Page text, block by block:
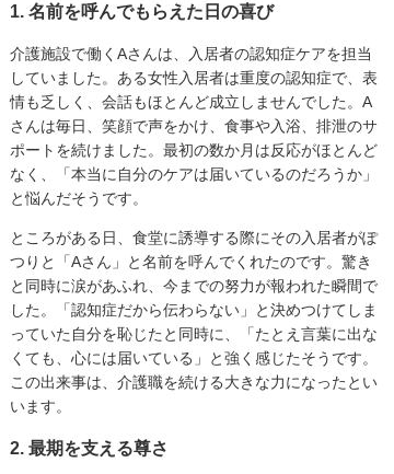
1. 名前を呼んでもらえた日の喜び
介護施設で働くAさんは、入居者の認知症ケアを担当
していました。ある女性入居者は重度の認知症で、表
情も乏しく、会話もほとんど成立しませんでした。A
さんは毎日、笑顔で声をかけ、食事や入浴、排泄のサ
ポートを続けました。最初の数か月は反応がほとんど
なく、「本当に自分のケアは届いているのだろうか」
と悩んだそうです。
ところがある日、食堂に誘導する際にその入居者がぽ
つりと「Aさん」と名前を呼んでくれたのです。驚き
と同時に涙があふれ、今までの努力が報われた瞬間で
した。「認知症だから伝わらない」と決めつけてしま
っていた自分を恥じたと同時に、「たとえ言葉に出な
くても、心には届いている」と強く感じたそうです。
この出来事は、介護職を続ける大きな力になったとい
います。
2. 最期を支える尊さ